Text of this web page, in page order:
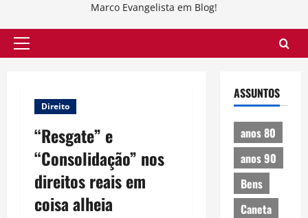
Marco Evangelista em Blog!
Primary
Direito
“Resgate” e
“Consolidação” nos
direitos reais em
coisa alheia
ASSUNTOS
anos 80
anos 90
Bens
Caneta